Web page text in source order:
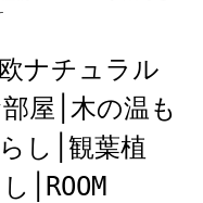
ナチュラル
屋│木の温も
し│観葉植
│ROOM